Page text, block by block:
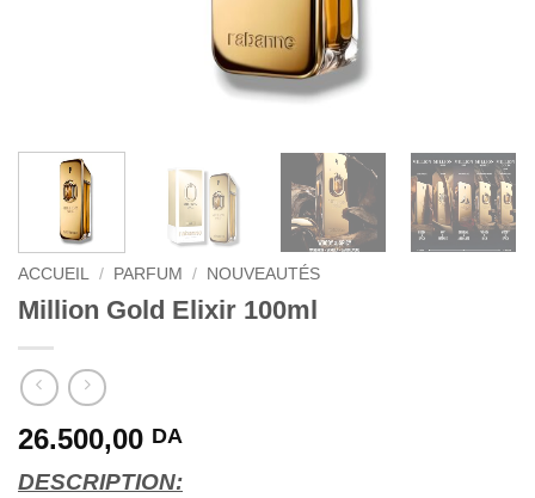
ACCUEIL / PARFUM / NOUVEAUTÉS
Million Gold Elixir 100ml
26.500,00 DA
DESCRIPTION: